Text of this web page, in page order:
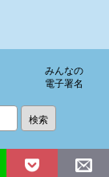
みんなの
電子署名